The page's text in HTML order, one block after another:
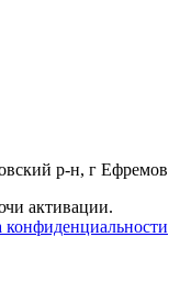
р-н, г Ефремов
активации.